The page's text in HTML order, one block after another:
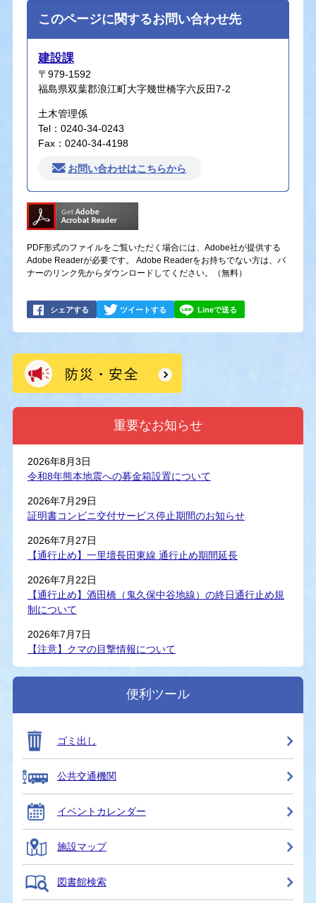
このページに関するお問い合わせ先
建設課
〒979-1592
福島県双葉郡浪江町大字幾世橋字六反田7-2
土木管理係
Tel：0240-34-0243
Fax：0240-34-4198
お問い合わせはこちらから
PDF形式のファイルをご覧いただく場合には、Adobe社が提供する
Adobe Readerが必要です。
Adobe Readerをお持ちでない方は、バ
ナーのリンク先からダウンロードしてください。（無料）
シェアする ツイートする Lineで送る
重要なお知らせ
2026年8月3日
令和8年熊本地震への募金箱設置について
2026年7月29日
証明書コンビニ交付サービス停止期間のお知らせ
2026年7月27日
【通行止め】一里壇長田東線 通行止め期間延長
2026年7月22日
【通行止め】酒田橋（鬼久保中谷地線）の終日通行止め規
制について
2026年7月7日
【注意】クマの目撃情報について
便利ツール
ゴミ出し
公共交通機関
イベントカレンダー
施設マップ
図書館検索